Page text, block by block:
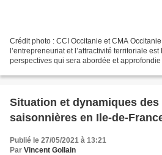
Crédit photo : CCI Occitanie et CMA
l’entrepreneuriat et l’attractivité territoriale est
perspectives qui sera abordée et
Situation et dynamiques
saisonnières en Ile-de-
Publié le 27/05/2021 à 13:21
Par Vincent Gollain